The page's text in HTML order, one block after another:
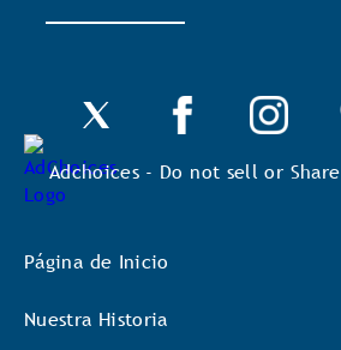
Adchoices - Do not sell or Share
Página de Inicio
Nuestra Historia